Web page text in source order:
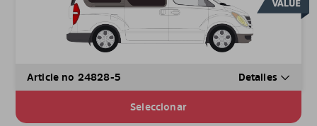
Article no 24828-5 Detalles
Seleccionar